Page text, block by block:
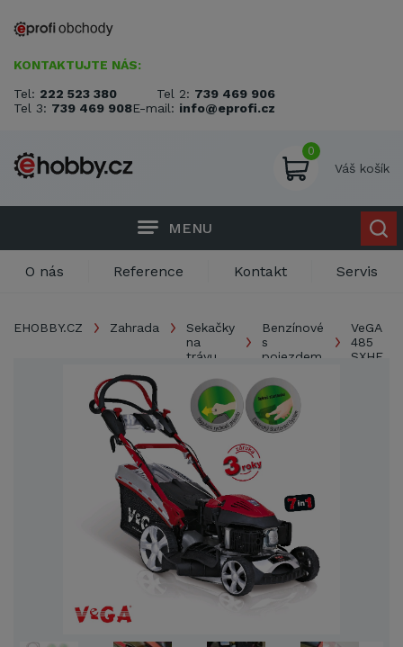
KONTAKTUJTE NÁS:
Tel: 222 523 380 Tel 2: 739 469 906
Tel 3: 739 469 908E-mail: info@eprofi.cz
0
Váš košík
MENU
O nás Reference Kontakt Servis
EHOBBY.CZ Zahrada
Sekačky
na
trávu
Benzínové
s
pojezdem
VeGA
485
SXHE